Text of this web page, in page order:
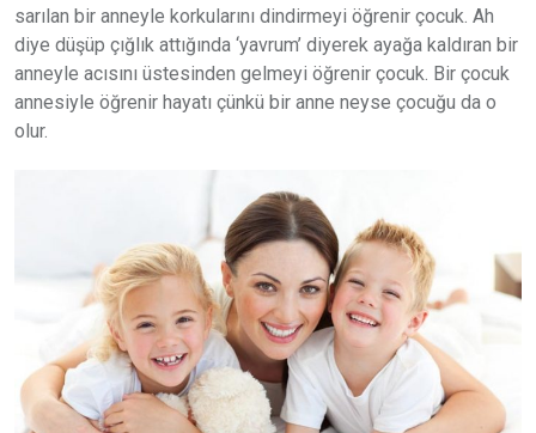
sarılan bir anneyle korkularını dindirmeyi öğrenir çocuk. Ah
diye düşüp çığlık attığında ‘yavrum’ diyerek ayağa kaldıran bir
anneyle acısını üstesinden gelmeyi öğrenir çocuk. Bir çocuk
annesiyle öğrenir hayatı çünkü bir anne neyse çocuğu da o
olur.